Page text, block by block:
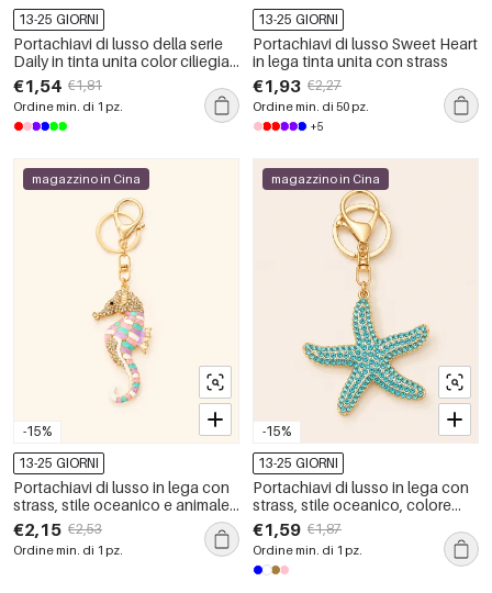
13-25 GIORNI
Portachiavi di lusso della serie
Daily in tinta unita color ciliegia,
in lega con strass.
€1,54 €1,81
Ordine min. di 1 pz.
13-25 GIORNI
Portachiavi di lusso Sweet Heart
in lega tinta unita con strass
€1,93 €2,27
Ordine min. di 50 pz.
+5
-15%
magazzino in Cina
13-25 GIORNI
Portachiavi di lusso in lega con
strass, stile oceanico e animale
naturale, colori misti.
€2,15 €2,53
Ordine min. di 1 pz.
-15%
magazzino in Cina
13-25 GIORNI
Portachiavi di lusso in lega con
strass, stile oceanico, colore
naturale tinta unita, a forma di
stella marina.
€1,59 €1,87
Ordine min. di 1 pz.